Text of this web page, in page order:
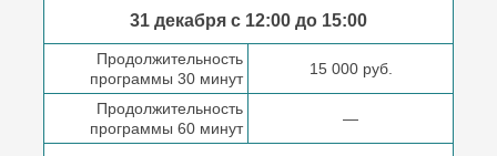
31 декабря с 12:00 до 15:00
Продолжительность
программы 30 минут
15 000 руб.
Продолжительность
программы 60 минут
—